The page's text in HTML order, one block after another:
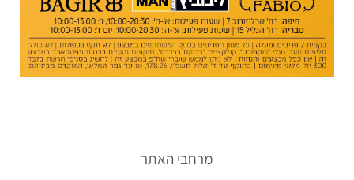
מרחבי האתר